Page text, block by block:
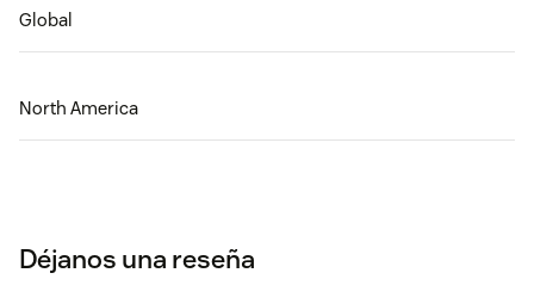
Global
North America
Déjanos una reseña